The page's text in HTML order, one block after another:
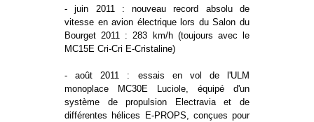
- juin 2011 : nouveau record absolu de
vitesse en avion électrique lors du Salon du
Bourget 2011 : 283 km/h (toujours avec le
MC15E Cri-Cri E-Cristaline)
- août 2011 : essais en vol de l'ULM
monoplace MC30E Luciole, équipé d'un
système de propulsion Electravia et de
différentes hélices E-PROPS, conçues pour